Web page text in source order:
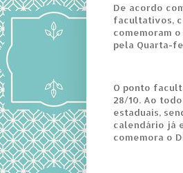
De acordo
facultativos,
comemoram
pela Quarta-
O ponto
28/10. Ao
estaduais,
calendário já
comemora o